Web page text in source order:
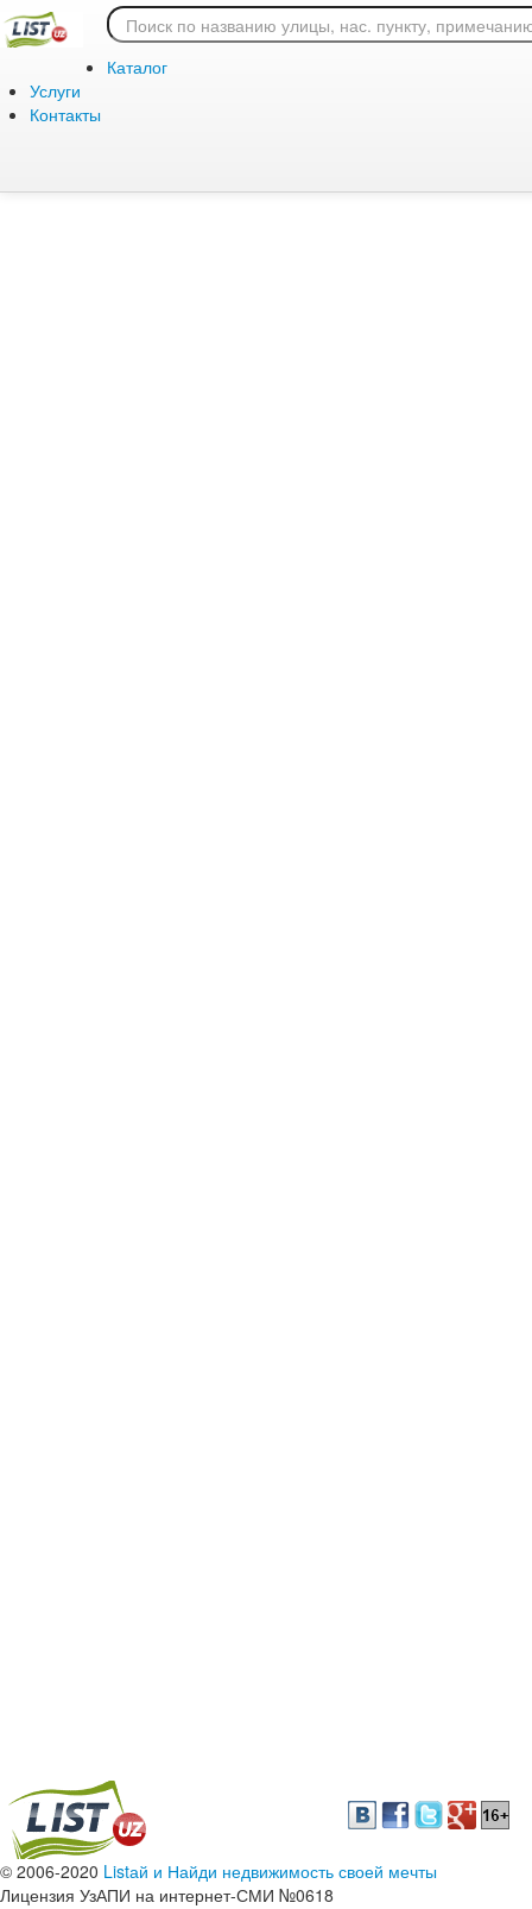
Каталог
Услуги
Контакты
Ошибка 404: страница
© 2006-2020 Listай и Найди недвижимость своей мечты
Лицензия УзАПИ на интернет-СМИ №0618